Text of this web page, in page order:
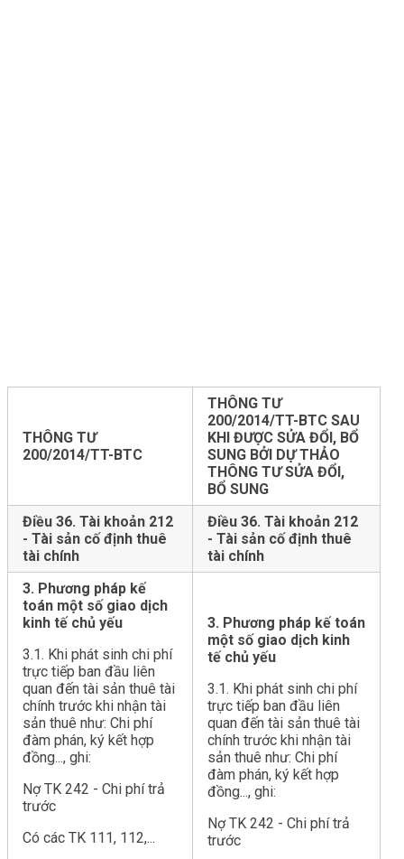
THÔNG TƯ
200/2014/TT-BTC
THÔNG TƯ
200/2014/TT-BTC SAU
KHI ĐƯỢC SỬA ĐỔI, BỔ
SUNG BỞI DỰ THẢO
THÔNG TƯ SỬA ĐỔI,
BỔ SUNG
Điều 36. Tài khoản 212
- Tài sản cố định thuê
tài chính
Điều 36. Tài khoản 212
- Tài sản cố định thuê
tài chính
3. Phương pháp kế
toán một số giao dịch
kinh tế chủ yếu
3.1. Khi phát sinh chi phí
trực tiếp ban đầu liên
quan đến tài sản thuê tài
chính trước khi nhận tài
sản thuê như: Chi phí
đàm phán, ký kết hợp
đồng..., ghi:
Nợ TK 242 - Chi phí trả
trước
Có các TK 111, 112,...
3. Phương pháp kế toán
một số giao dịch kinh
tế chủ yếu
3.1. Khi phát sinh chi phí
trực tiếp ban đầu liên
quan đến tài sản thuê tài
chính trước khi nhận tài
sản thuê như: Chi phí
đàm phán, ký kết hợp
đồng..., ghi:
Nợ TK 242 - Chi phí trả
trước